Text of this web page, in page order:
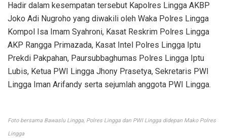
Hadir dalam kesempatan tersebut Kapolres Lingga AKBP
Joko Adi Nugroho yang diwakili oleh Waka Polres Lingga
Kompol Isa Imam Syahroni, Kasat Reskrim Polres Lingga
AKP Rangga Primazada, Kasat Intel Polres Lingga Iptu
Prekdi Pakpahan, Paursubbaghumas Polres Lingga Iptu
Lubis, Ketua PWI Lingga Jhony Prasetya, Sekretaris PWI
Lingga Iman Arifandy serta sejumlah anggota PWI Lingga.
Foto bersama Bawaslu Lingga, Polres Lingga dan PWI Lingga didepan Mako Polres
Lingga